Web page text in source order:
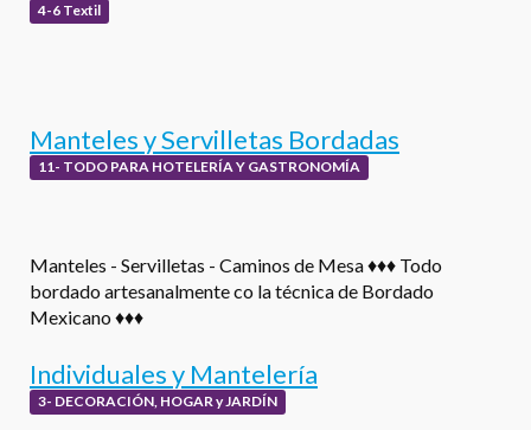
4-6 Textil
Manteles y Servilletas Bordadas
11- TODO PARA HOTELERÍA Y GASTRONOMÍA
Manteles - Servilletas - Caminos de Mesa ♦♦♦ Todo
bordado artesanalmente co la técnica de Bordado
Mexicano ♦♦♦
Individuales y Mantelería
3- DECORACIÓN, HOGAR y JARDÍN